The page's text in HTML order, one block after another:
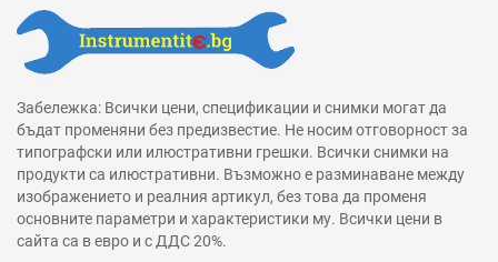
Забележка: Всички цени, спецификации и снимки могат да
бъдат променяни без предизвестие. Не носим отговорност за
типографски или илюстративни грешки. Всички снимки на
продукти са илюстративни. Възможно е разминаване между
изображението и реалния артикул, без това да променя
основните параметри и характеристики му. Всички цени в
сайта са в евро и с ДДС 20%.